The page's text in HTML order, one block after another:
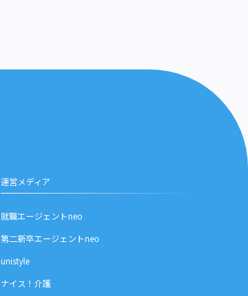
運営メディア
就職エージェントneo
第二新卒エージェントneo
unistyle
ナイス！介護